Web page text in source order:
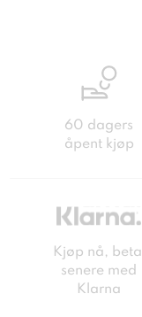
60 dagers
åpent kjøp
Kjøp nå, betal
senere med
Klarna